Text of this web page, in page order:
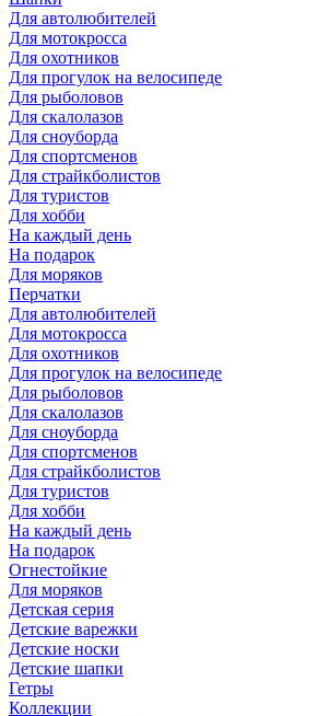
Для автолюбителей
Для мотокросса
Для охотников
Для прогулок на велосипеде
Для рыболовов
Для скалолазов
Для сноуборда
Для спортсменов
Для страйкболистов
Для туристов
Для хобби
На каждый день
На подарок
Для моряков
Перчатки
Для автолюбителей
Для мотокросса
Для охотников
Для прогулок на велосипеде
Для рыболовов
Для скалолазов
Для сноуборда
Для спортсменов
Для страйкболистов
Для туристов
Для хобби
На каждый день
На подарок
Огнестойкие
Для моряков
Детская серия
Детские варежки
Детские носки
Детские шапки
Гетры
Коллекции